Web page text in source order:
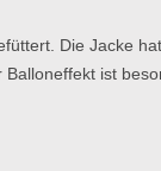
Die Jacke
ist